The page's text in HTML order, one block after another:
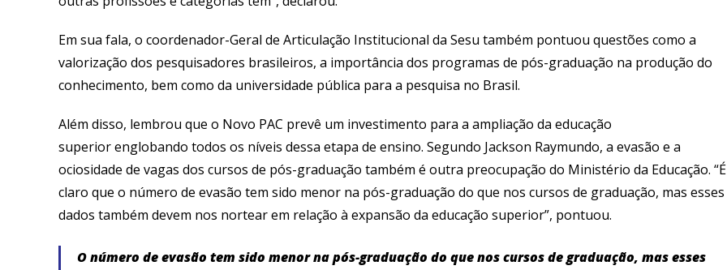
Em sua fala, o coordenador-Geral de Articulação Institucional da Sesu também pontuou questões como a
valorização dos pesquisadores brasileiros, a importância dos programas de pós-graduação na produção do
conhecimento, bem como da universidade pública para a pesquisa no Brasil.
Além disso, lembrou que o Novo PAC prevê um investimento para a ampliação da educação
superior englobando todos os níveis dessa etapa de ensino. Segundo Jackson Raymundo, a evasão e a
ociosidade de vagas dos cursos de pós-graduação também é outra preocupação do Ministério da Educação. “É
claro que o número de evasão tem sido menor na pós-graduação do que nos cursos de graduação, mas esses
dados também devem nos nortear em relação à expansão da educação superior”, pontuou.
O número de evasão tem sido menor na pós-graduação do que nos cursos de graduação, mas esses